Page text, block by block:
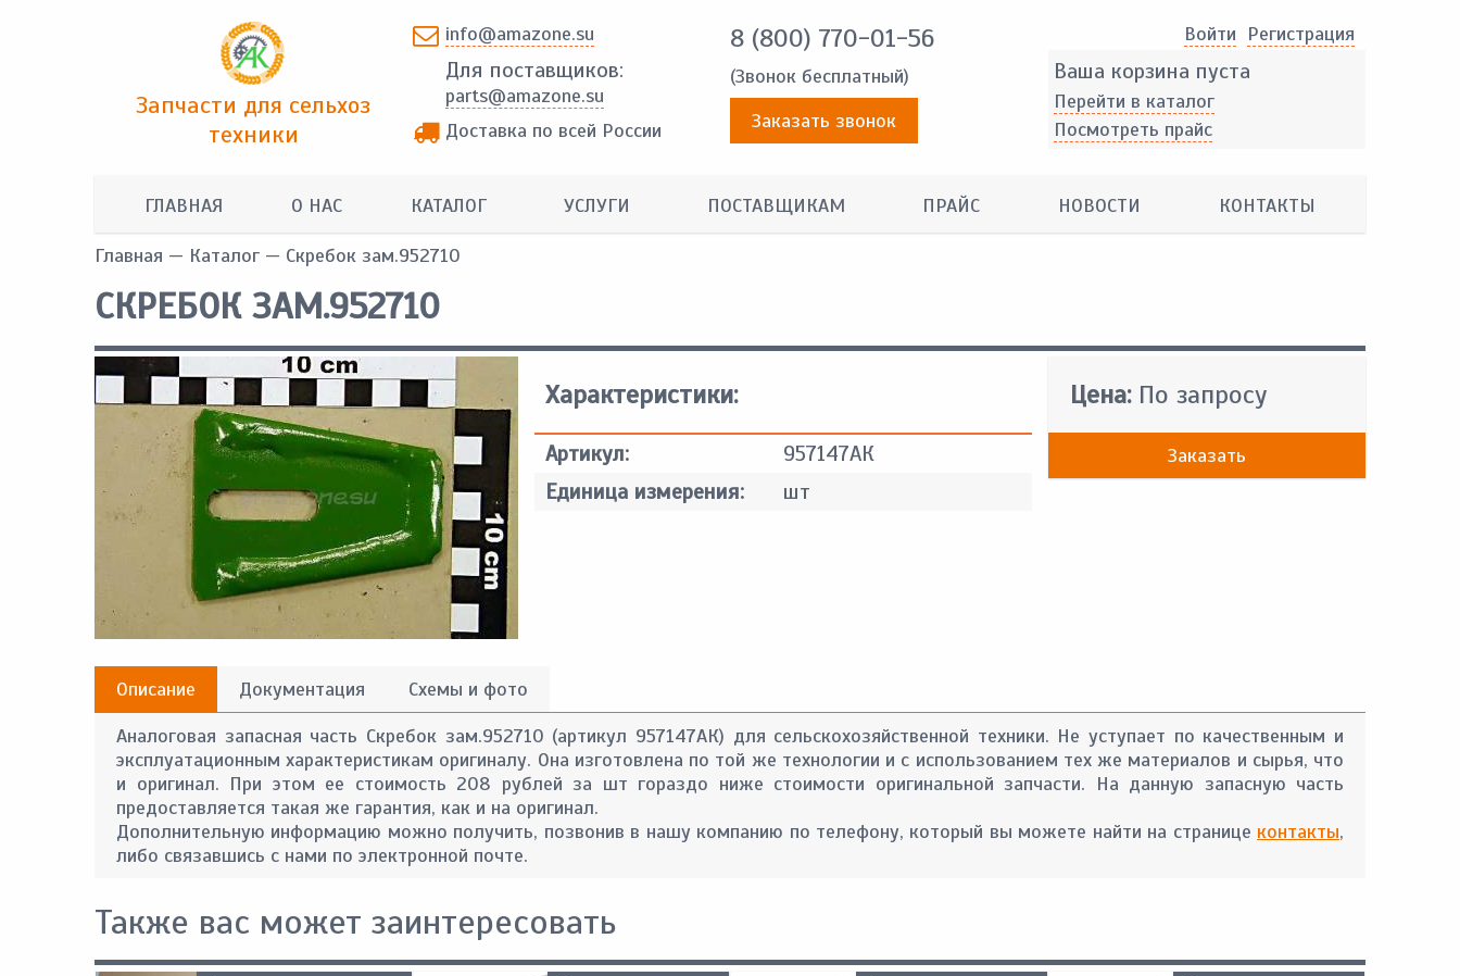
Запчасти для сельхоз
техники
info@amazone.su
Для поставщиков:
parts@amazone.su
Доставка по всей России
8 (800) 770-01-56
(Звонок бесплатный)
Заказать звонок
Войти Pегистрация
Ваша корзина пуста
Перейти в каталог
Посмотреть прайс
ГЛАВНАЯ О НАС КАТАЛОГ УСЛУГИ ПОСТАВЩИКАМ ПРАЙС НОВОСТИ КОНТАКТЫ
Главная — Каталог — Скребок зам.952710
СКРЕБОК ЗАМ.952710
Характеристики:
Артикул:
957147АК
Единица измерения:
шт
Цена: По запросу
Заказать
Описание Документация
Схемы и фото
Аналоговая запасная часть Скребок зам.952710 (артикул 957147АК) для сельскохозяйственной техники. Не уступает по качественным и
эксплуатационным характеристикам оригиналу. Она изготовлена по той же технологии и с использованием тех же материалов и сырья, что
и оригинал. При этом ее стоимость 208 рублей за шт гораздо ниже стоимости оригинальной запчасти. На данную запасную часть
предоставляется такая же гарантия, как и на оригинал.
Дополнительную информацию можно получить, позвонив в нашу компанию по телефону, который вы можете найти на странице контакты,
либо связавшись с нами по электронной почте.
Также вас может заинтересовать